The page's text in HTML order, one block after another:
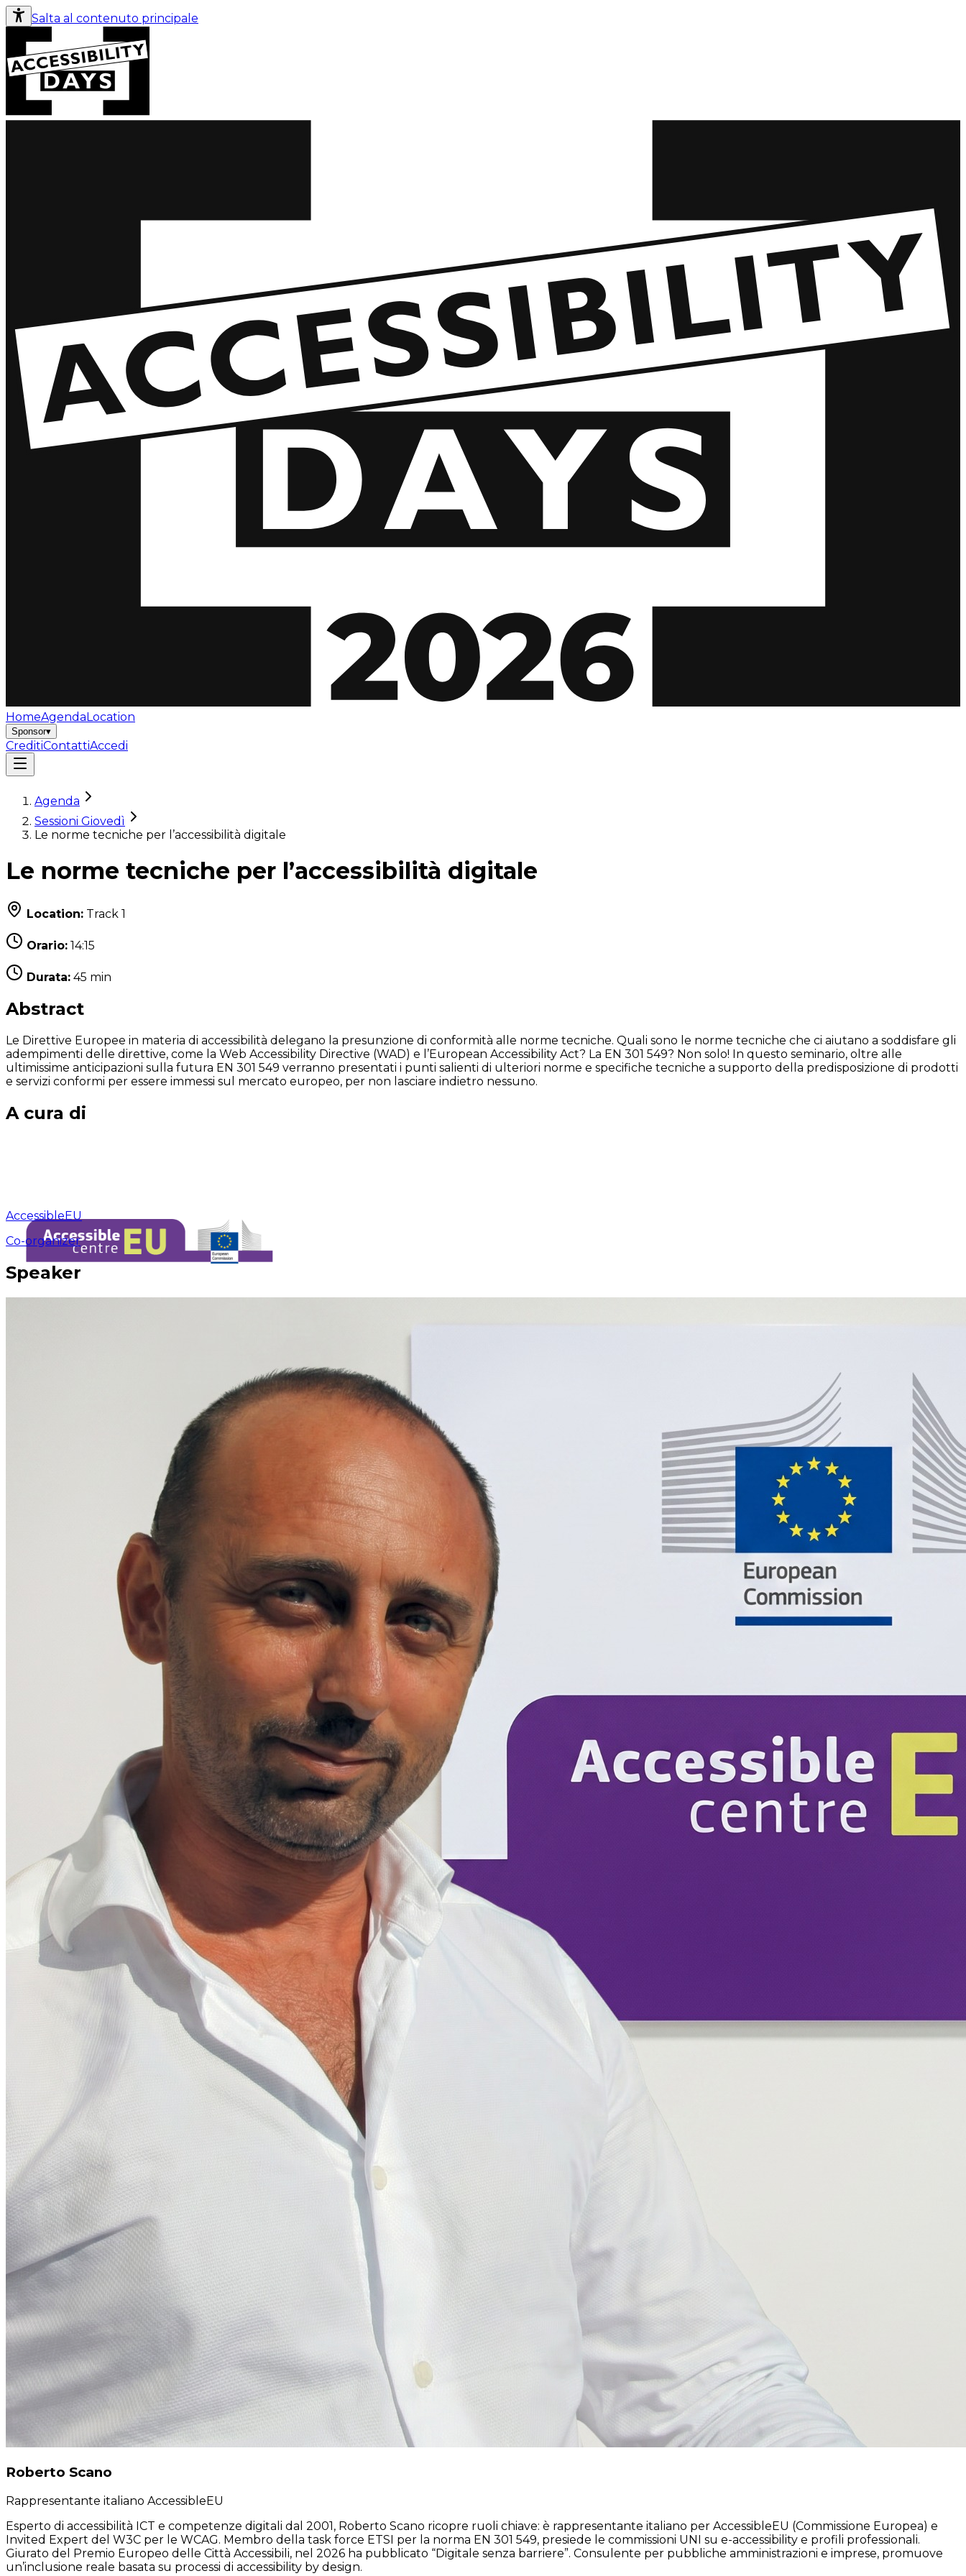
Salta al contenuto principale
HomeAgendaLocation
Sponsor▾
CreditiContattiAccedi
Agenda
Sessioni Giovedì
Le norme tecniche per l’accessibilità digitale
Le norme tecniche per l’accessibilità digitale
Location: Track 1
Orario: 14:15
Durata: 45 min
Abstract
Le Direttive Europee in materia di accessibilità delegano la presunzione di conformità alle norme tecniche. Quali sono le norme tecniche che ci aiutano a soddisfare gli
adempimenti delle direttive, come la Web Accessibility Directive (WAD) e l’European Accessibility Act? La EN 301 549? Non solo! In questo seminario, oltre alle
ultimissime anticipazioni sulla futura EN 301 549 verranno presentati i punti salienti di ulteriori norme e specifiche tecniche a supporto della predisposizione di prodotti
e servizi conformi per essere immessi sul mercato europeo, per non lasciare indietro nessuno.
A cura di
AccessibleEU
Co-organizer
Speaker
Roberto Scano
Rappresentante italiano AccessibleEU
Esperto di accessibilità ICT e competenze digitali dal 2001, Roberto Scano ricopre ruoli chiave: è rappresentante italiano per AccessibleEU (Commissione Europea) e
Invited Expert del W3C per le WCAG. Membro della task force ETSI per la norma EN 301 549, presiede le commissioni UNI su e-accessibility e profili professionali.
Giurato del Premio Europeo delle Città Accessibili, nel 2026 ha pubblicato “Digitale senza barriere”. Consulente per pubbliche amministrazioni e imprese, promuove
un’inclusione reale basata su processi di accessibility by design.